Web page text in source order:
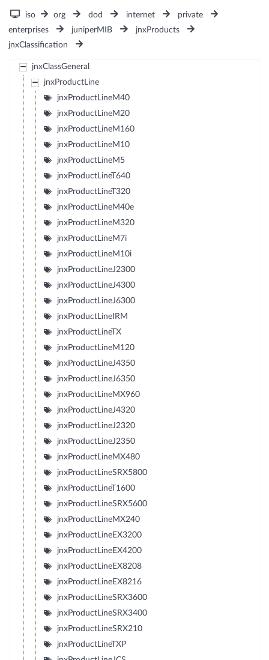
iso org dod internet
private
enterprises
juniperMIB
jnxProducts
jnxClassification
jnxClassGeneral
jnxProductLine
jnxProductLineM40
jnxProductLineM20
jnxProductLineM160
jnxProductLineM10
jnxProductLineM5
jnxProductLineT640
jnxProductLineT320
jnxProductLineM40e
jnxProductLineM320
jnxProductLineM7i
jnxProductLineM10i
jnxProductLineJ2300
jnxProductLineJ4300
jnxProductLineJ6300
jnxProductLineIRM
jnxProductLineTX
jnxProductLineM120
jnxProductLineJ4350
jnxProductLineJ6350
jnxProductLineMX960
jnxProductLineJ4320
jnxProductLineJ2320
jnxProductLineJ2350
jnxProductLineMX480
jnxProductLineSRX5800
jnxProductLineT1600
jnxProductLineSRX5600
jnxProductLineMX240
jnxProductLineEX3200
jnxProductLineEX4200
jnxProductLineEX8208
jnxProductLineEX8216
jnxProductLineSRX3600
jnxProductLineSRX3400
jnxProductLineSRX210
jnxProductLineTXP